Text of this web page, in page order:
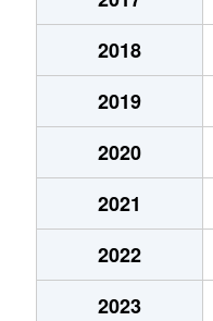
2018
2019
2020
2021
2022
2023